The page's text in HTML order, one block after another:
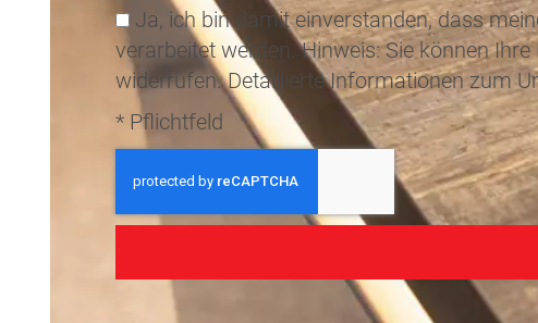
Ja, ich bin damit einverstanden, dass
verarbeitet werden. Hinweis: Sie können
widerrufen. Detaillierte Informationen zum
* Pflichtfeld